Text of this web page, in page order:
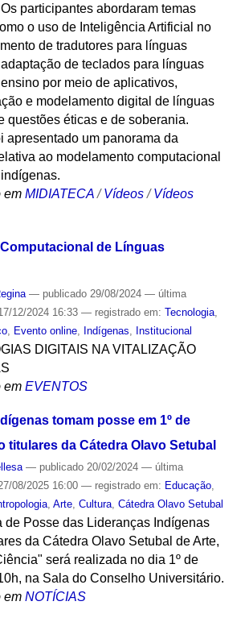
participantes abordaram temas
o uso de Inteligência Artificial no
de tradutores para línguas
de teclados para línguas
por meio de aplicativos,
e modelamento digital de línguas
questões éticas e de soberania.
apresentado um panorama da
ao modelamento computacional
em MIDIATECA /Vídeos /Vídeos
de Línguas
— publicado29/08/2024 — última
12/2024 16:33 — registrado em: Tecnologia,
, Evento online, Indígenas Institucional
DIGITAIS NA VITALIZAÇÃO
em EVENTOS
tomam posse em 1º de
titulares da Cátedra Olavo Setubal
— publicado20/02/2024 — última
08/2025 16:00 — registrado em: Educação,
, Arte, Cultura, Cátedra Olavo Setubal
de Posse das Lideranças Indígenas
da Cátedra Olavo Setubal de Arte,
será realizada no dia 1º de
na Sala do Conselho Universitário.
em NOTÍCIAS